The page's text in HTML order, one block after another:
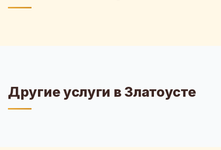
Другие услуги в Златоусте